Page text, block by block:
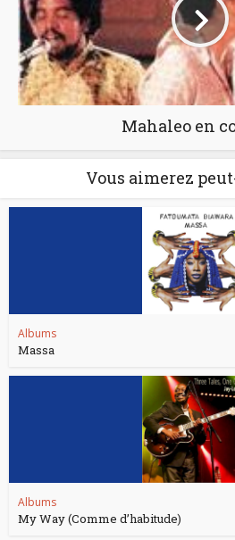
Mahaleo en
Vous aimerez
Albums
Massa
Albums
My Way (Comme d’habitude)